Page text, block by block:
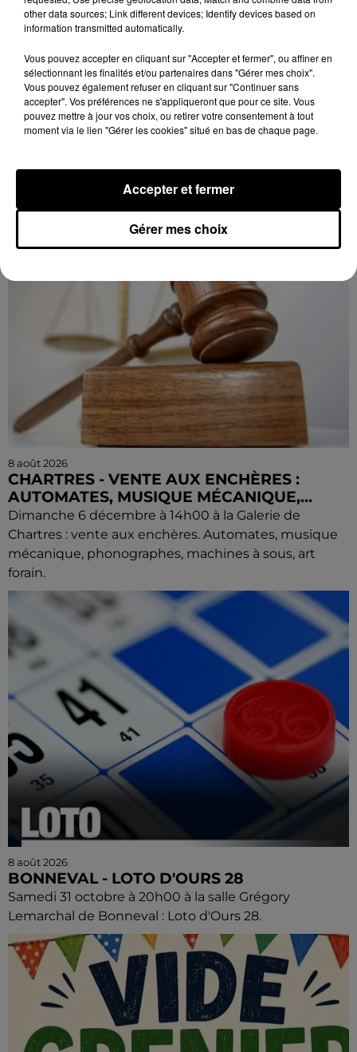
8 août 2026
LE COUDRAY - VENTE AUX ENCHÈRES :
TSF, TÉLÉPHONES
Coudray : vente aux enchères. TSF. Téléphones.
8 août 2026
CHARTRES - VENTE AUX ENCHÈRES :
AUTOMATES, MUSIQUE MÉCANIQUE,...
Dimanche 6 décembre à 14h00 à la Galerie de
Chartres : vente aux enchères. Automates, musique
mécanique, phonographes, machines à sous, art
forain.
8 août 2026
BONNEVAL - LOTO D'OURS 28
Samedi 31 octobre à 20h00 à la salle Grégory
Lemarchal de Bonneval : Loto d'Ours 28.
other data sources; Link different devices; Identify devices based on
information transmitted automatically.
Vous pouvez accepter en cliquant sur "Accepter et fermer", ou affiner en
sélectionnant les finalités et/ou partenaires dans "Gérer mes choix".
Vous pouvez également refuser en cliquant sur "Continuer sans
accepter". Vos préférences ne s'appliqueront que pour ce site. Vous
pouvez mettre à jour vos choix, ou retirer votre consentement à tout
moment via le lien "Gérer les cookies" situé en bas de chaque page.
Gérer mes choix
Accepter et fermer